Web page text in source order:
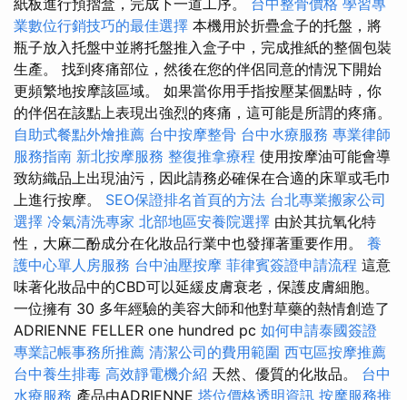
業數位行銷技巧的最佳選擇 本機用於折疊盒子的托盤，將
瓶子放入托盤中並將托盤推入盒子中，完成推紙的整個包裝
生產。 找到疼痛部位，然後在您的伴侶同意的情況下開始
更頻繁地按摩該區域。 如果當你用手指按壓某個點時，你
的伴侶在該點上表現出強烈的疼痛，這可能是所謂的疼痛。
自助式餐點外燴推薦 台中按摩整骨 台中水療服務 專業律師
服務指南 新北按摩服務 整復推拿療程 使用按摩油可能會導
致紡織品上出現油污，因此請務必確保在合適的床單或毛巾
上進行按摩。 SEO保證排名首頁的方法 台北專業搬家公司
選擇 冷氣清洗專家 北部地區安養院選擇 由於其抗氧化特
性，大麻二酚成分在化妝品行業中也發揮著重要作用。 養
護中心單人房服務 台中油壓按摩 菲律賓簽證申請流程 這意
味著化妝品中的CBD可以延緩皮膚衰老，保護皮膚細胞。
一位擁有 30 多年經驗的美容大師和他對草藥的熱情創造了
ADRIENNE FELLER one hundred pc 如何申請泰國簽證
專業記帳事務所推薦 清潔公司的費用範圍 西屯區按摩推薦
台中養生排毒 高效靜電機介紹 天然、優質的化妝品。 台中
水療服務 產品由ADRIENNE 塔位價格透明資訊 按摩服務推